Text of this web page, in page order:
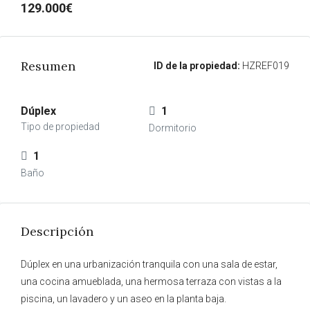
129.000€
Resumen ID de la propiedad: HZREF019
Dúplex
Tipo de propiedad
1
Dormitorio
1
Baño
Descripción
Dúplex en una urbanización tranquila con una sala de estar,
una cocina amueblada, una hermosa terraza con vistas a la
piscina, un lavadero y un aseo en la planta baja.